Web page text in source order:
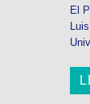
El